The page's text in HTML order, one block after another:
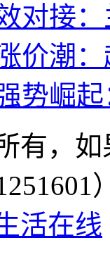
对接
价潮
势崛
有，
活在线